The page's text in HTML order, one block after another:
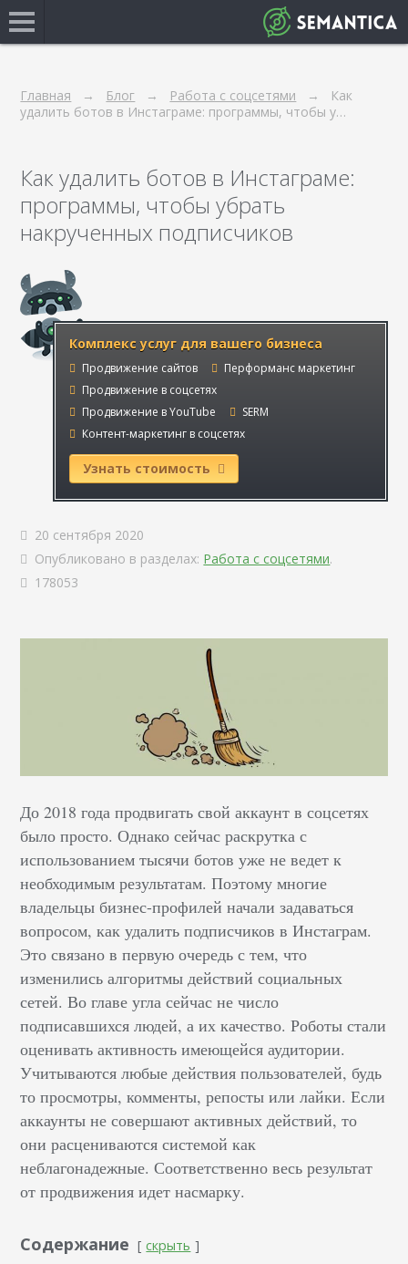
Главная Блог Работа с соцсетями
Как
удалить ботов в Инстаграме: программы, чтобы у…
Как удалить ботов в Инстаграме:
программы, чтобы убрать
накрученных подписчиков
Комплекс услуг для вашего бизнеса
Продвижение сайтов
Перформанс маркетинг
Продвижение в соцсетях
Продвижение в YouTube
SERM
Контент-маркетинг в соцсетях
Узнать стоимость
20 сентября 2020
Опубликовано в разделах: Работа с соцсетями.
178053
До 2018 года продвигать свой аккаунт в соцсетях
было просто. Однако сейчас раскрутка с
использованием тысячи ботов уже не ведет к
необходимым результатам. Поэтому многие
владельцы бизнес-профилей начали задаваться
вопросом, как удалить подписчиков в Инстаграм.
Это связано в первую очередь с тем, что
изменились алгоритмы действий социальных
сетей. Во главе угла сейчас не число
подписавшихся людей, а их качество. Роботы стали
оценивать активность имеющейся аудитории.
Учитываются любые действия пользователей, будь
то просмотры, комменты, репосты или лайки. Если
аккаунты не совершают активных действий, то
они расцениваются системой как
неблагонадежные. Соответственно весь результат
от продвижения идет насмарку.
Содержание скрыть